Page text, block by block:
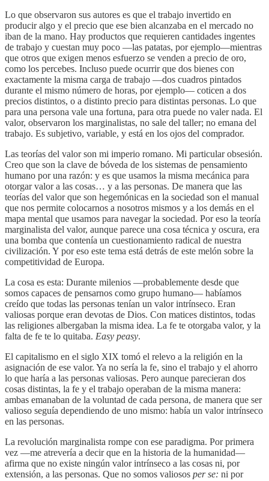
Lo que observaron sus autores es que el trabajo invertido en
producir algo y el precio que ese bien alcanzaba en el mercado no
iban de la mano. Hay productos que requieren cantidades ingentes
de trabajo y cuestan muy poco —las patatas, por ejemplo—mientras
que otros que exigen menos esfuerzo se venden a precio de oro,
como los percebes. Incluso puede ocurrir que dos bienes con
exactamente la misma carga de trabajo —dos cuadros pintados
durante el mismo número de horas, por ejemplo— coticen a dos
precios distintos, o a distinto precio para distintas personas. Lo que
para una persona vale una fortuna, para otra puede no valer nada. El
valor, observaron los marginalistas, no sale del taller; no emana del
trabajo. Es subjetivo, variable, y está en los ojos del comprador.
Las teorías del valor son mi imperio romano. Mi particular obsesión.
Creo que son la clave de bóveda de los sistemas de pensamiento
humano por una razón: y es que usamos la misma mecánica para
otorgar valor a las cosas… y a las personas. De manera que las
teorías del valor que son hegemónicas en la sociedad son el manual
que nos permite colocarnos a nosotros mismos y a los demás en el
mapa mental que usamos para navegar la sociedad. Por eso la teoría
marginalista del valor, aunque parece una cosa técnica y oscura, era
una bomba que contenía un cuestionamiento radical de nuestra
civilización. Y por eso este tema está detrás de este melón sobre la
competitividad de Europa.
La cosa es esta: Durante milenios —probablemente desde que
somos capaces de pensarnos como grupo humano— habíamos
creído que todas las personas tenían un valor intrínseco. Eran
valiosas porque eran devotas de Dios. Con matices distintos, todas
las religiones albergaban la misma idea. La fe te otorgaba valor, y la
falta de fe te lo quitaba. Easy peasy.
El capitalismo en el siglo XIX tomó el relevo a la religión en la
asignación de ese valor. Ya no sería la fe, sino el trabajo y el ahorro
lo que haría a las personas valiosas. Pero aunque parecieran dos
cosas distintas, la fe y el trabajo operaban de la misma manera:
ambas emanaban de la voluntad de cada persona, de manera que ser
valioso seguía dependiendo de uno mismo: había un valor intrínseco
en las personas.
La revolución marginalista rompe con ese paradigma. Por primera
vez —me atrevería a decir que en la historia de la humanidad—
afirma que no existe ningún valor intrínseco a las cosas ni, por
extensión, a las personas. Que no somos valiosos per se: ni por